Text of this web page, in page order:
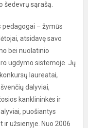
šedevrų sąrašą.
pedagogai – žymūs
atsidavę savo
bei nuolatinio
ugdymo sistemoje. Jų
laureatai,
dalyviai,
kanklininkės ir
puošiantys
ir užsienyje. Nuo 2006